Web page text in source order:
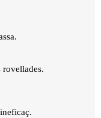
rovellades.